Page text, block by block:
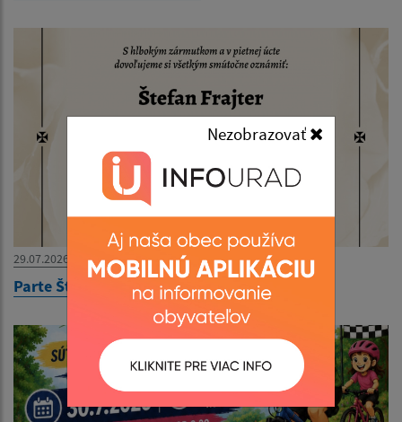
Nezobrazovať
29.07.2026
Parte Štefan Frajter